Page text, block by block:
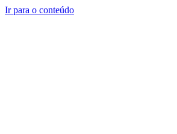
Ir para o conteúdo